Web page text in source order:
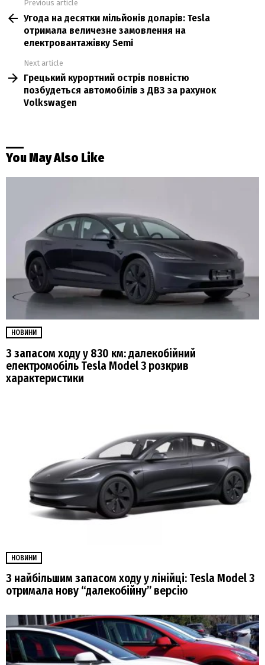
more
Previous article
Угода на десятки мільйонів доларів: Tesla
отримала величезне замовлення на
електровантажівку Semi
Next article
Грецький курортний острів повністю
позбудеться автомобілів з ДВЗ за рахунок
Volkswagen
You May Also Like
НОВИНИ
З запасом ходу у 830 км: далекобійний
електромобіль Tesla Model 3 розкрив
характеристики
НОВИНИ
З найбільшим запасом ходу у лінійці: Tesla Model 3
отримала нову “далекобійну” версію